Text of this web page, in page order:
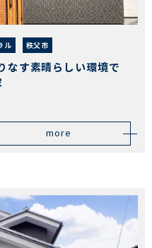
ル 秩父市
なす素晴らしい環境で
more